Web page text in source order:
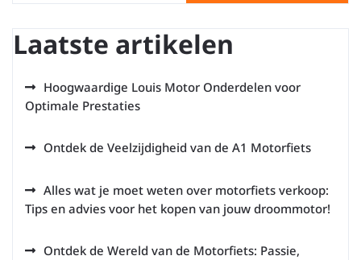
Laatste artikelen
Hoogwaardige Louis Motor Onderdelen voor
Optimale Prestaties
Ontdek de Veelzijdigheid van de A1 Motorfiets
Alles wat je moet weten over motorfiets verkoop:
Tips en advies voor het kopen van jouw droommotor!
Ontdek de Wereld van de Motorfiets: Passie,